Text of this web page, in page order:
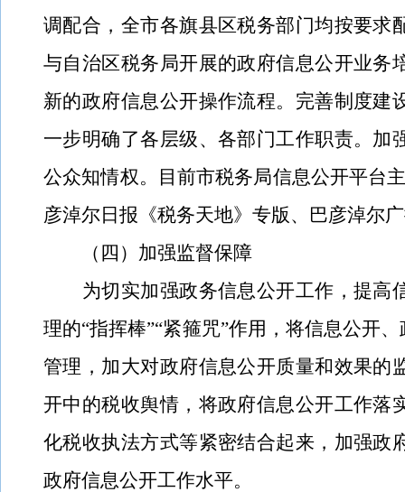
调配合，全市各旗县区税务部门均按要求
与自治区税务局开展的政府信息公开业务
新的政府信息公开操作流程。 完善制度建
一步明确了各层级、各部门工作职责。加
公众知情权。目前市税务局信息公开平台
彦淖尔日报《税务天地》专版、巴彦淖尔
（四）加强监督保障
为切实加强政务信息公开工作，提高
理的“指挥棒”“紧箍咒”作用，将信息公开
管理，加大对政府信息公开质量和效果的
开中的税收舆情，将政府信息公开工作落
化税收执法方式等紧密结合起来，加强政
政府信息公开工作水平。